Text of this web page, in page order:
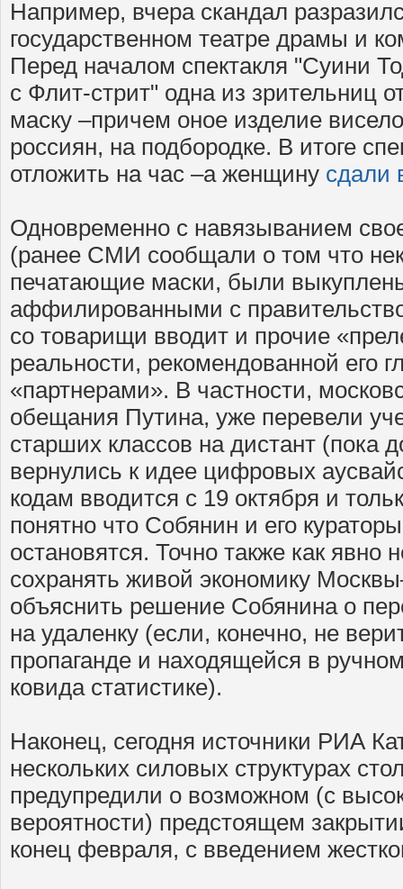
Например, вчера скандал
государственном театре драмы и
Перед началом спектакля "Суини
с Флит-стрит" одна из зрительниц
маску –причем оное изделие
россиян, на подбородке. В итоге
отложить на час –а женщину сдали
Одновременно с навязыванием
(ранее СМИ сообщали о том что
печатающие маски, были
аффилированными с
со товарищи вводит и прочие
реальности, рекомендованной его
«партнерами». В частности,
обещания Путина, уже перевели
старших классов на дистант (пока
вернулись к идее цифровых
кодам вводится с 19 октября и
понятно что Собянин и его
остановятся. Точно также как явно
сохранять живой экономику
объяснить решение Собянина о
на удаленку (если, конечно, не
пропаганде и находящейся в
ковида статистике).
Наконец, сегодня источники РИА
нескольких силовых структурах
предупредили о возможном (с
вероятности) предстоящем
конец февраля, с введением